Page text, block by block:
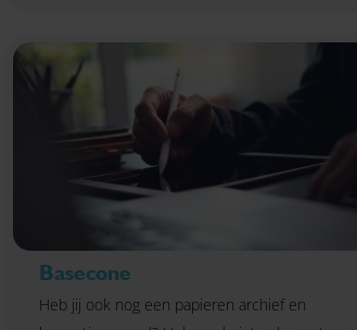
Basecone
Heb jij ook nog een papieren archief en